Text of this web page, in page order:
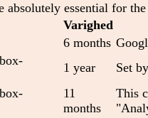
absolutely essential for
Varighed
6 months
1 year
Set
11
months
This